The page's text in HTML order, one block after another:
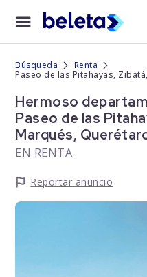
Búsqueda
Renta
Paseo de las Pitahayas,
Hermoso
Paseo de las
Marqués,
EN RENTA
Reportar anuncio